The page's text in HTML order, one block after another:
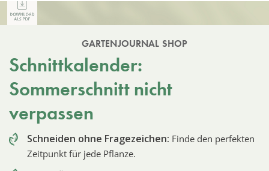
GARTENJOURNAL SHOP
Schnittkalender:
Sommerschnitt nicht
verpassen
Schneiden ohne Fragezeichen: Finde den perfekten
Zeitpunkt für jede Pflanze.